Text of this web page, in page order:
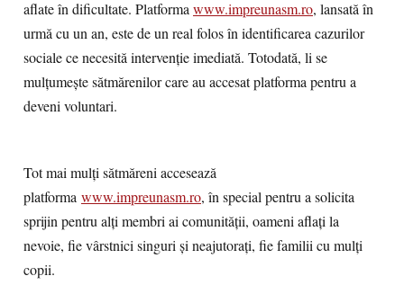
aflate în dificultate. Platformawww.impreunasm.ro, lansată în
urmă cu un an, este de un real folos în identificarea cazurilor
sociale ce necesită intervenție imediată. Totodată, li se
mulțumește sătmărenilor care au accesat platforma pentru a
deveni voluntari.
Tot mai mulți sătmăreni accesează
platforma www.impreunasm.ro, în special pentru a solicita
sprijin pentru alți membri ai comunității, oameni aflați la
nevoie, fie vârstnici singuri și neajutorați, fie familii cu mulți
copii.